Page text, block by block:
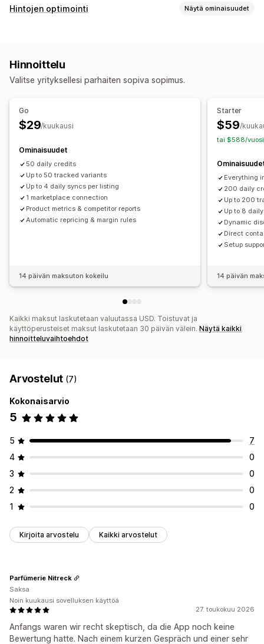
Hintojen optimointi Näytä ominaisuudet
Automaattinen uudelleenhinnoittelu
Kilpailijaseuranta
Hinnoittelu
Valitse yrityksellesi parhaiten sopiva sopimus.
Go
$29/kuukausi
Ominaisuudet
50 daily credits
Up to 50 tracked variants
Up to 4 daily syncs per listing
1 marketplace connection
Product metrics & competitor reports
Automatic repricing & margin rules
14 päivän maksuton kokeilu
Starter
$59/
tai $588/vuosi
Everything
200 daily
Up to 200
Up to 8
Dynamic
Direct
Setup
14 päivän
Kaikki maksut laskutetaan valuutassa USD. Toistuvat ja
käyttöperusteiset maksut laskutetaan 30 päivän välein. Näytä kaikki
hinnoitteluvaihtoehdot
Arvostelut (7)
Kokonaisarvio
5
5
7
4
0
3
0
2
0
1
0
Kirjoita arvostelu Kaikki arvostelut
27. toukokuu 2026
Anfangs waren wir recht skeptisch, da die App noch keine
Bewertung hatte. Nach einem kurzen Gespräch und einer sehr
Parfümerie Nitreck
Saksa
Noin kuukausi sovelluksen käyttöä